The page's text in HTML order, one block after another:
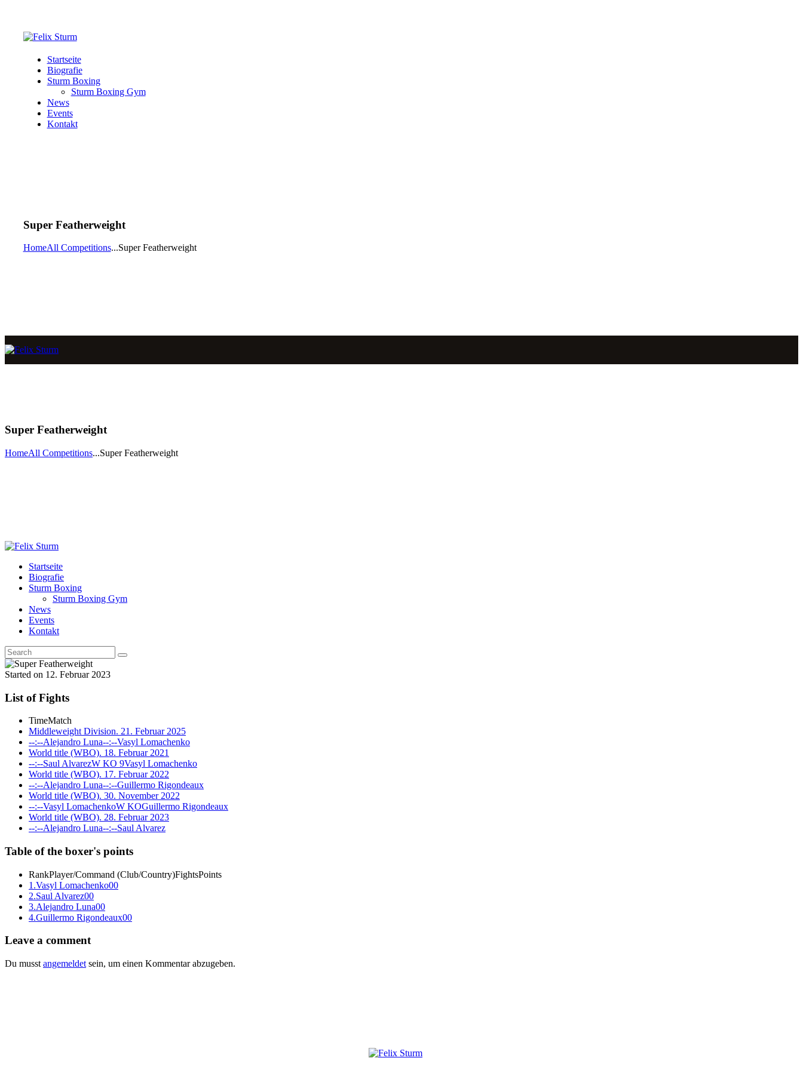
Startseite
Biografie
Sturm Boxing
Sturm Boxing Gym
News
Events
Kontakt
Super Featherweight
HomeAll Competitions...Super Featherweight
Super Featherweight
HomeAll Competitions...Super Featherweight
Startseite
Biografie
Sturm Boxing
Sturm Boxing Gym
News
Events
Kontakt
Started on 12. Februar 2023
List of Fights
TimeMatch
Middleweight Division. 21. Februar 2025
--:--Alejandro Luna--:--Vasyl Lomachenko
World title (WBO). 18. Februar 2021
--:--Saul AlvarezW KO 9Vasyl Lomachenko
World title (WBO). 17. Februar 2022
--:--Alejandro Luna--:--Guillermo Rigondeaux
World title (WBO). 30. November 2022
--:--Vasyl LomachenkoW KOGuillermo Rigondeaux
World title (WBO). 28. Februar 2023
--:--Alejandro Luna--:--Saul Alvarez
Table of the boxer's points
RankPlayer/Command (Club/Country)FightsPoints
1.Vasyl Lomachenko00
2.Saul Alvarez00
3.Alejandro Luna00
4.Guillermo Rigondeaux00
Leave a comment
Du musst angemeldet sein, um einen Kommentar abzugeben.